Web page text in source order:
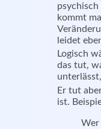
kommt
leidet
Logisch
das tut,
Er tut
ist.
Wer